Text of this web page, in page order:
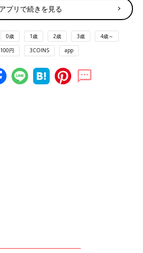
アプリで続きを見る
0歳 1歳 2歳 3歳 4歳～
円 3COINS app